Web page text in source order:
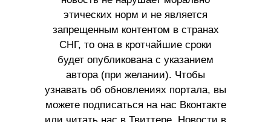
этических норм и не является
запрещенным контентом в странах
СНГ, то она в кротчайшие сроки
будет опубликована с указанием
автора (при желании). Чтобы
узнавать об обновлениях портала, вы
можете подписаться на нас Вконтакте
или читать нас в Твиттере. Новости в